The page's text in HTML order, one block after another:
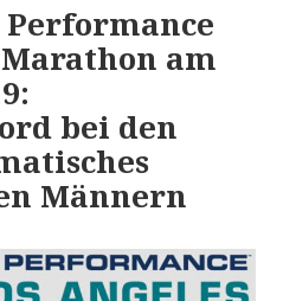
Performance
am
bei den
Männern